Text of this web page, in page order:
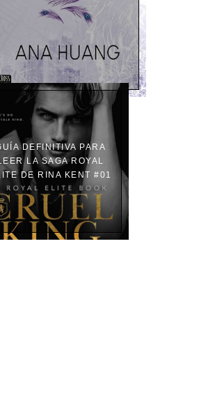
DEFINITIVA PARA
LA SAGA ROYAL
DE RINA KENT #01